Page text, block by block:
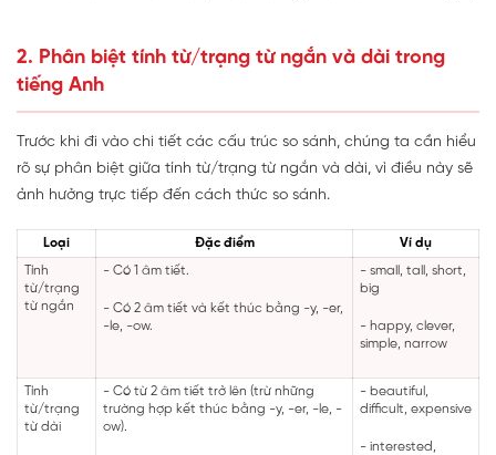
2. Phân biệt tính từ/trạng từ ngắn và dài trong
tiếng Anh
Trước khi đi vào chi tiết các cấu trúc so sánh, chúng ta cần hiểu
rõ sự phân biệt giữa tính từ/trạng từ ngắn và dài, vì điều này sẽ
ảnh hưởng trực tiếp đến cách thức so sánh.
Loại Đặc điểm
Ví dụ
Tính
từ/trạng
từ ngắn
- Có 1 âm tiết.
- Có 2 âm tiết và kết thúc bằng -y, -er,
-le, -ow.
- small, tall, short,
big
- happy, clever,
simple, narrow
Tính
từ/trạng
từ dài
- Có từ 2 âm tiết trở lên (trừ những
trường hợp kết thúc bằng -y, -er, -le, -
ow).
- beautiful,
difficult, expensive
- interested,